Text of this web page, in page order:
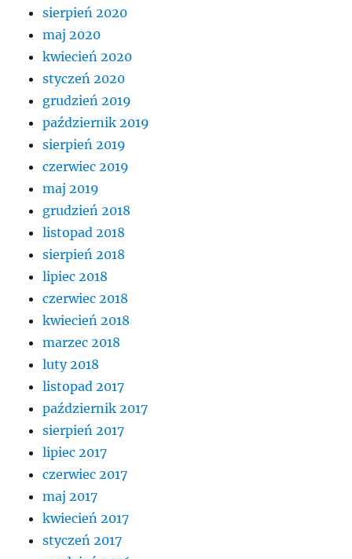
sierpień 2020
maj 2020
kwiecień 2020
styczeń 2020
grudzień 2019
październik 2019
sierpień 2019
czerwiec 2019
maj 2019
grudzień 2018
listopad 2018
sierpień 2018
lipiec 2018
czerwiec 2018
kwiecień 2018
marzec 2018
luty 2018
listopad 2017
październik 2017
sierpień 2017
lipiec 2017
czerwiec 2017
maj 2017
kwiecień 2017
styczeń 2017